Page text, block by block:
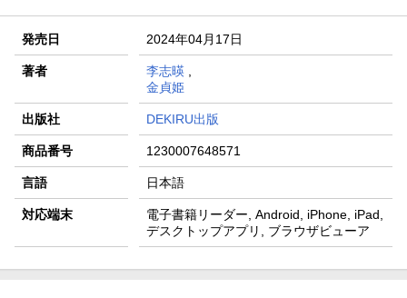
発売日 2024年04月17日
著者 李志暎,
金貞姫
出版社 DEKIRU出版
商品番号 1230007648571
言語 日本語
対応端末
電子書籍リーダー, Android, iPhone, iPad,
デスクトップアプリ, ブラウザビューア